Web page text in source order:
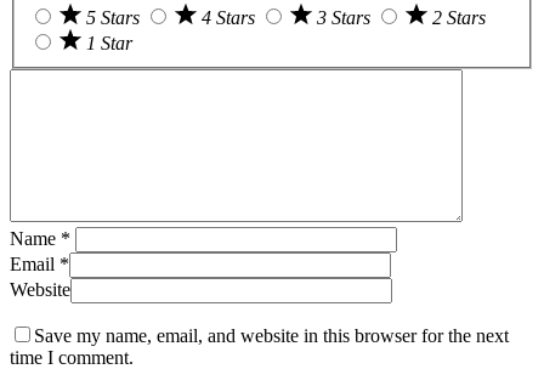
5 Stars
4 Stars 3 Stars
2 Stars
1 Star
Name *
Email *
Website
Save my name, email, and website in this browser for the next
time I comment.